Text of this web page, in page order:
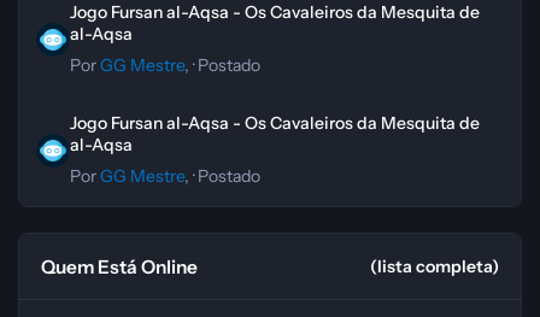
Jogo Fursan al-Aqsa - Os Cavaleiros da Mesquita de
al-Aqsa
PorGG Mestre, ·Postado
Jogo Fursan al-Aqsa - Os Cavaleiros da Mesquita de
al-Aqsa
PorGG Mestre, ·Postado
Quem Está Online (lista completa)